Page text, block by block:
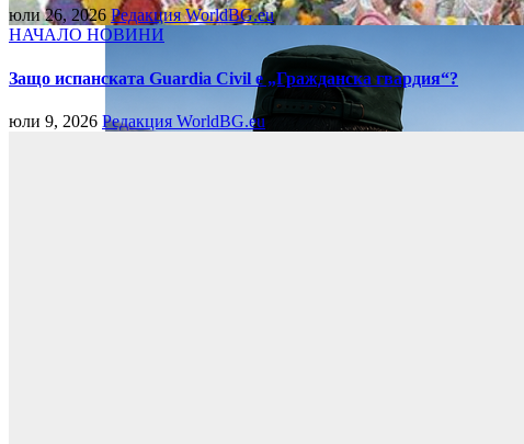
юли 26, 2026 Редакция WorldBG.eu
НАЧАЛО НОВИНИ
Защо испанската Guardia Civil е „Гражданска гвардия“?
юли 9, 2026 Редакция WorldBG.eu